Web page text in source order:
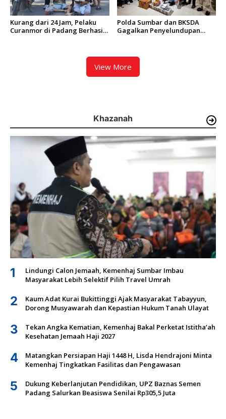
Kurang dari 24 Jam, Pelaku
Curanmor di Padang Berhasil
Polda Sumbar dan BKSDA
Gagalkan Penyelundupan
View More
Khazanah
1
Lindungi Calon Jemaah, Kemenhaj Sumbar Imbau
Masyarakat Lebih Selektif Pilih Travel Umrah
2
Kaum Adat Kurai Bukittinggi Ajak Masyarakat Tabayyun,
Dorong Musyawarah dan Kepastian Hukum Tanah Ulayat
3
Tekan Angka Kematian, Kemenhaj Bakal Perketat Istitha’ah
Kesehatan Jemaah Haji 2027
4
Matangkan Persiapan Haji 1448 H, Lisda Hendrajoni Minta
Kemenhaj Tingkatkan Fasilitas dan Pengawasan
5
Dukung Keberlanjutan Pendidikan, UPZ Baznas Semen
Padang Salurkan Beasiswa Senilai Rp305,5 Juta